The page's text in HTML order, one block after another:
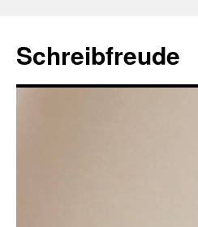
Schreibfreude